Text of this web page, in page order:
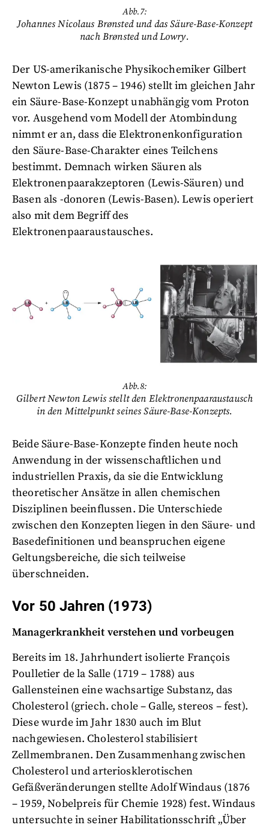
Abb.7:
Johannes Nicolaus Brønsted und das Säure-Base-Konzept
nach Brønsted und Lowry.
Der US-amerikanische Physikochemiker Gilbert
Newton Lewis (1875 – 1946) stellt im gleichen Jahr
ein Säure-Base-Konzept unabhängig vom Proton
vor. Ausgehend vom Modell der Atombindung
nimmt er an, dass die Elektronenkonfiguration
den Säure-Base-Charakter eines Teilchens
bestimmt. Demnach wirken Säuren als
Elektronenpaarakzeptoren (Lewis-Säuren) und
Basen als -donoren (Lewis-Basen). Lewis operiert
also mit dem Begriff des
Elektronenpaaraustausches.
Abb.8:
Gilbert Newton Lewis stellt den Elektronenpaaraustausch
in den Mittelpunkt seines Säure-Base-Konzepts.
Beide Säure-Base-Konzepte finden heute noch
Anwendung in der wissenschaftlichen und
industriellen Praxis, da sie die Entwicklung
theoretischer Ansätze in allen chemischen
Disziplinen beeinflussen. Die Unterschiede
zwischen den Konzepten liegen in den Säure- und
Basedefinitionen und beanspruchen eigene
Geltungsbereiche, die sich teilweise
überschneiden.
Vor 50 Jahren (1973)
Managerkrankheit verstehen und vorbeugen
Bereits im 18. Jahrhundert isolierte François
Poulletier de la Salle (1719 – 1788) aus
Gallensteinen eine wachsartige Substanz, das
Cholesterol (griech. chole – Galle, stereos – fest).
Diese wurde im Jahr 1830 auch im Blut
nachgewiesen. Cholesterol stabilisiert
Zellmembranen. Den Zusammenhang zwischen
Cholesterol und arteriosklerotischen
Gefäßveränderungen stellte Adolf Windaus (1876
– 1959, Nobelpreis für Chemie 1928) fest. Windaus
untersuchte in seiner Habilitationsschrift „Über